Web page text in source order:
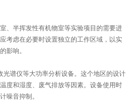
、半挥发性有机物室等实验项目的需要进
考虑在必要时设置独立的工作区域，以实
影响。
光谱仪等大功率分析设备。这个地区的设计
度和湿度、废气排放等因素。设备使用时
噪音抑制。